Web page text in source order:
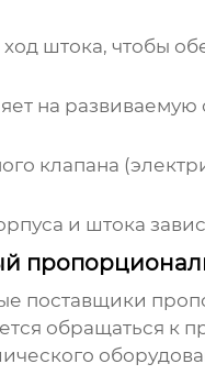
штока, чтобы
на развиваемую
клапана
и штока
поставщики
обращаться к